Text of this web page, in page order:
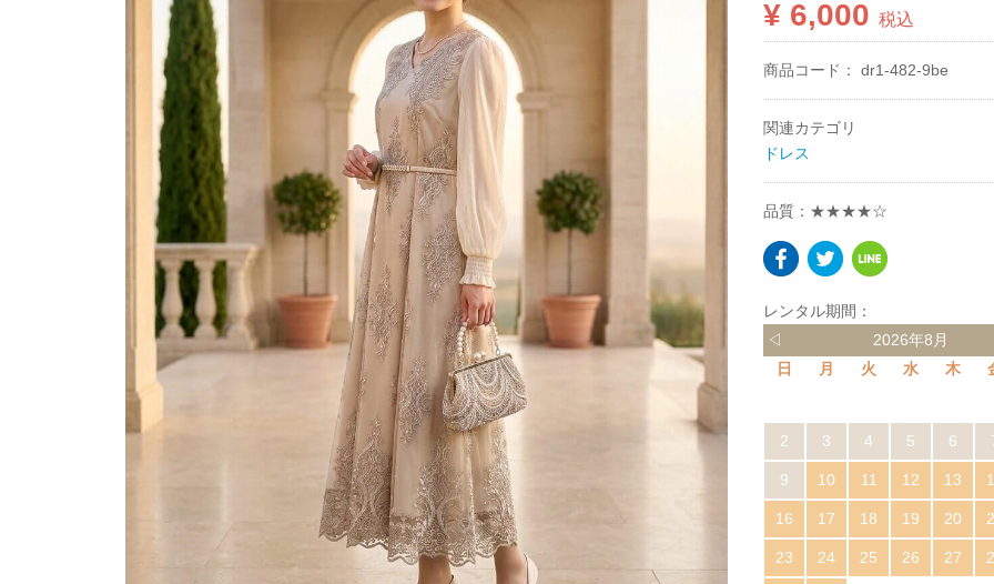
¥ 6,000 税込
商品コード： dr1-482-9be
関連カテゴリ
ドレス
品質：★★★★☆
レンタル期間：
◁
2026年8月
日
月 火 水 木
2 3 4 5 6
9 10 11 12 13
16 17 18 19 20
23 24 25 26 27